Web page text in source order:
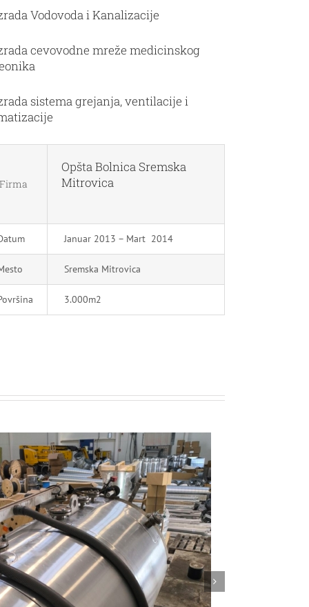
Vodovoda i Kanalizacije
cevovodne mreže medicinskog
sistema grejanja, ventilacije i
Firma
Opšta Bolnica Sremska
Mitrovica
Januar 2013 – Mart 2014
Sremska Mitrovica
3.000m2